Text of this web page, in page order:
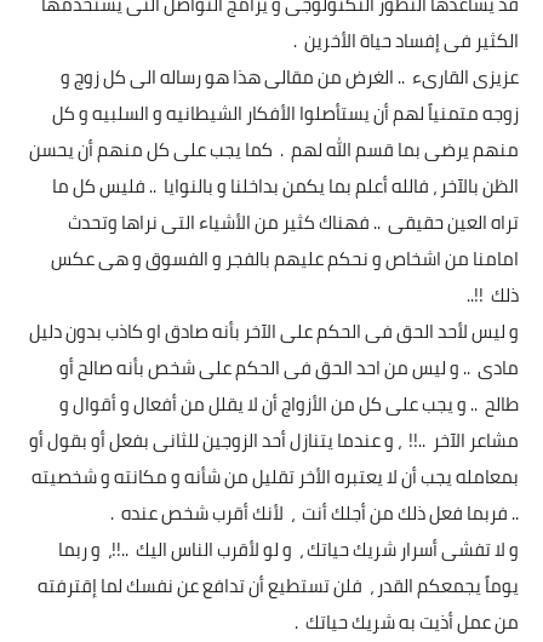
الكثير فى إفساد حياة الأخرين .
عزيزى القارىء .. الغرض من مقالى هذا هو رساله الى كل زوج و
زوجه متمنياً لهم أن يستأصلوا الأفكار الشيطانيه و السلبيه و كل
منهم يرضى بما قسم الله لهم . كما يجب على كل منهم أن يحسن
الظن بالآخر ، فالله أعلم بما يكمن بداخلنا و بالنوايا .. فليس كل ما
تراه العين حقيقى .. فهناك كثير من الأشياء التى نراها وتحدث
امامنا من اشخاص و نحكم عليهم بالفجر و الفسوق و هى عكس
ذلك !!..
و ليس لأحد الحق فى الحكم على الآخر بأنه صادق او كاذب بدون دليل
مادى .. و ليس من احد الحق فى الحكم على شخص بأنه صالح أو
طالح .. و يجب على كل من الأزواج أن لا يقلل من أفعال و أقوال و
مشاعر الآخر ..!! ، و عندما يتنازل أحد الزوجين للثانى بفعل أو بقول أو
بمعامله يجب أن لا يعتبره الأخر تقليل من شأنه و مكانته و شخصيته
.. فربما فعل ذلك من أجلك أنت ، لأنك أقرب شخص عنده .
و لا تفشى أسرار شريك حياتك ، و لو لأقرب الناس اليك ..!!، و ربما
يوماً يجمعكم القدر ، فلن تستطيع أن تدافع عن نفسك لما إقترفته
من عمل أذيت به شريك حياتك .